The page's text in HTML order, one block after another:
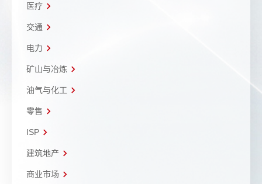
医疗
交通
电力
矿山与冶炼
油气与化工
零售
ISP
建筑地产
商业市场